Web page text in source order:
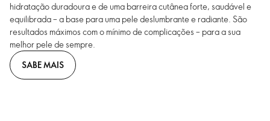
hidratação duradoura e de uma barreira cutânea forte, saudável e
equilibrada – a base para uma pele deslumbrante e radiante. São
resultados máximos com o mínimo de complicações – para a sua
melhor pele de sempre.
SABE MAIS